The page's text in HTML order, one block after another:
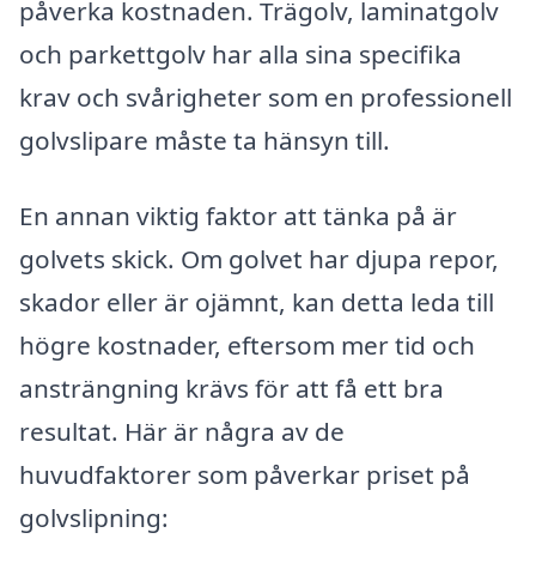
påverka kostnaden. Trägolv, laminatgolv
och parkettgolv har alla sina specifika
krav och svårigheter som en professionell
golvslipare måste ta hänsyn till.
En annan viktig faktor att tänka på är
golvets skick. Om golvet har djupa repor,
skador eller är ojämnt, kan detta leda till
högre kostnader, eftersom mer tid och
ansträngning krävs för att få ett bra
resultat. Här är några av de
huvudfaktorer som påverkar priset på
golvslipning: